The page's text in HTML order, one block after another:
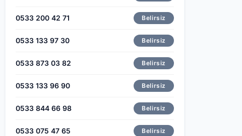
0533 200 42 71 Belirsiz
0533 133 97 30 Belirsiz
0533 873 03 82 Belirsiz
0533 133 96 90 Belirsiz
0533 844 66 98 Belirsiz
0533 075 47 65 Belirsiz